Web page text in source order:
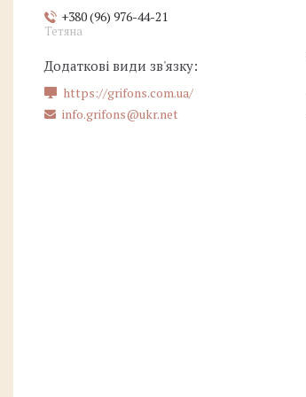
+380 (96) 976-44-21
Тетяна
https://grifons.com.ua/
info.grifons@ukr.net